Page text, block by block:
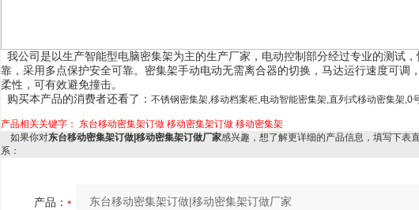
我公司是以生产智能型电脑密集架为主的生产厂家，电动控制部分经过专业的测试
靠，采用多点保护安全可靠。密集架手动电动无需离合器的切换，马达运行速度可调
柔性，可有效避免撞击。
购买本产品的消费者还看了： 不锈钢密集架,移动档案柜,电动智能密集架,直列式移动密集架,0
产品相关关键字： 东台移动密集架订做 移动密集架订做 移动密集架
如果你对东台移动密集架订做|移动密集架订做厂家感兴趣，想了解更详细的产品信息，填写下表
系：
产品：